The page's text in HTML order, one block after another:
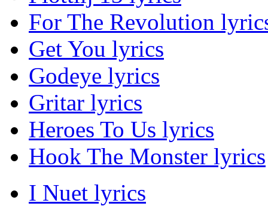
For The Revolution
Get You lyrics
Godeye lyrics
Gritar lyrics
Heroes To Us lyrics
Hook The Monster lyrics
I Nuet lyrics